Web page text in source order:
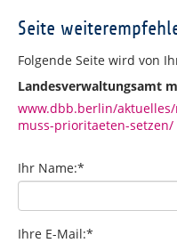
Seite
Folgende Seite wird von
Landesverwaltungsamt
www.dbb.berlin/
muss-prioritaeten-setzen/
Ihr Name:*
Ihre E-Mail:*